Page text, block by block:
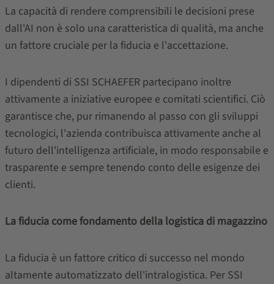
La capacità di rendere comprensibili le decisioni prese
dall'AI non è solo una caratteristica di qualità, ma anche
un fattore cruciale per la fiducia e l'accettazione.
I dipendenti di SSI SCHAEFER partecipano inoltre
attivamente a iniziative europee e comitati scientifici. Ciò
garantisce che, pur rimanendo al passo con gli sviluppi
tecnologici, l'azienda contribuisca attivamente anche al
futuro dell'intelligenza artificiale, in modo responsabile e
trasparente e sempre tenendo conto delle esigenze dei
clienti.
La fiducia come fondamento della logistica di magazzino
La fiducia è un fattore critico di successo nel mondo
altamente automatizzato dell'intralogistica. Per SSI